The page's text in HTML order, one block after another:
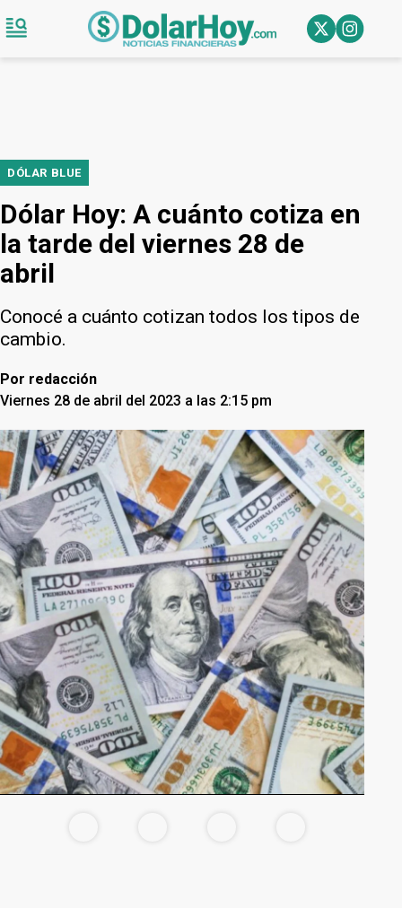
DÓLAR BLUE
Dólar Hoy: A cuánto cotiza en
la tarde del viernes 28 de
abril
Conocé a cuánto cotizan todos los tipos de
cambio.
Por redacción
Viernes 28 de abril del 2023 a las 2:15 pm